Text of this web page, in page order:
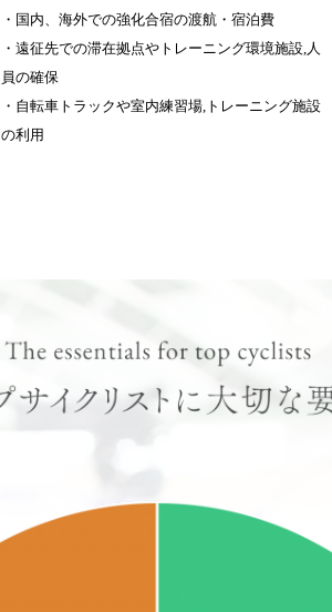
・国内、海外での強化合宿の渡航・宿泊費
・遠征先での滞在拠点やトレーニング環境施設,人
員の確保
・自転車トラックや室内練習場,トレーニング施設
の利用